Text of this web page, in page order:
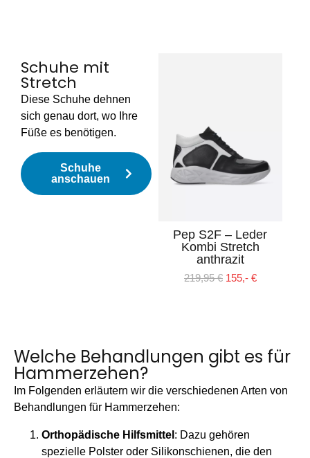
Schuhe mit
Stretch
Diese Schuhe dehnen
sich genau dort, wo Ihre
Füße es benötigen.
Schuhe
anschauen
Pep S2F – Leder
Kombi Stretch
anthrazit
219,95€ 155,- €
Welche Behandlungen gibt es für
Hammerzehen?
Im Folgenden erläutern wir die verschiedenen Arten von
Behandlungen für Hammerzehen:
Orthopädische Hilfsmittel : Dazu gehören
spezielle Polster oder Silikonschienen, die den